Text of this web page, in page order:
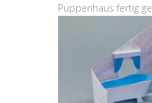
Puppenhaus fertig